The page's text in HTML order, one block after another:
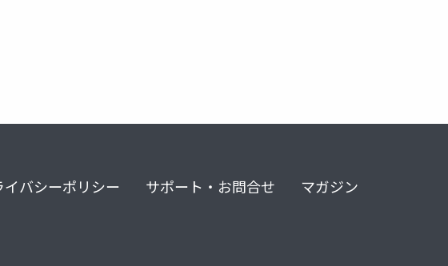
イバシーポリシー サポート・お問合せ マガジン